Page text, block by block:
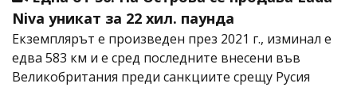
Niva уникат за 22 хил. паунда
Екземплярът е произведен през 2021 г., изминал е
едва 583 км и е сред последните внесени във
Великобритания преди санкциите срещу Русия